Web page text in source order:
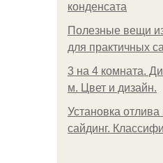
конденсата
Полезные вещи
для практичных
3 на 4 комната.
м. Цвет и дизайн.
Установка
сайдинг.